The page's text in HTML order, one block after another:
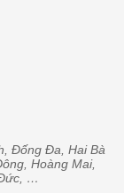
Đống Đa, Hai Bà
Hoàng Mai,
…